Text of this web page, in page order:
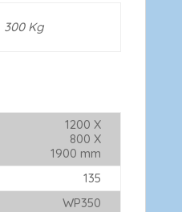
300 Kg
1200 X
800 X
1900 mm
135
WP350